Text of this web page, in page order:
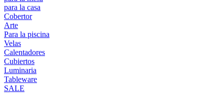
para la casa
Cobertor
Arte
Para la piscina
Velas
Calentadores
Cubiertos
Luminaria
Tableware
SALE